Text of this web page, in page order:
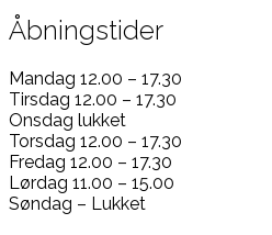
Åbningstider
Mandag 12.00 – 17.30
Tirsdag 12.00 – 17.30
Onsdag lukket
Torsdag 12.00 – 17.30
Fredag 12.00 – 17.30
Lørdag 11.00 – 15.00
Søndag – Lukket